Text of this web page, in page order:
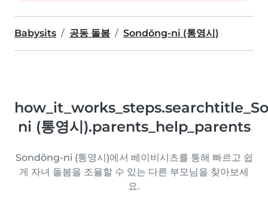
Babysits 공동 돌봄 Sondŏng-ni (통영시)
ni (통영시).parents_help_parents
Sondŏng-ni (통영시)에서 베이비시츠를 통해 빠르고 쉽
게 자녀 돌봄을 조율할 수 있는 다른 부모님을 찾아보세
요.